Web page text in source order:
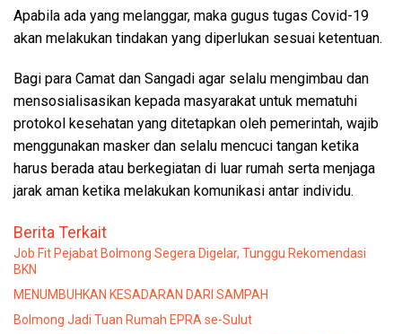
Apabila ada yang melanggar, maka gugus tugas Covid-19
akan melakukan tindakan yang diperlukan sesuai ketentuan.
Bagi para Camat dan Sangadi agar selalu mengimbau dan
mensosialisasikan kepada masyarakat untuk mematuhi
protokol kesehatan yang ditetapkan oleh pemerintah, wajib
menggunakan masker dan selalu mencuci tangan ketika
harus berada atau berkegiatan di luar rumah serta menjaga
jarak aman ketika melakukan komunikasi antar individu.
Berita Terkait
Job Fit Pejabat Bolmong Segera Digelar, Tunggu Rekomendasi
BKN
MENUMBUHKAN KESADARAN DARI SAMPAH
Bolmong Jadi Tuan Rumah EPRA se-Sulut